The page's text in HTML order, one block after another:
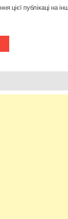
цієї публікаці на